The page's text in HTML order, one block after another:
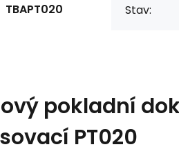
TBAPT020 Stav:
pokladní
PT020